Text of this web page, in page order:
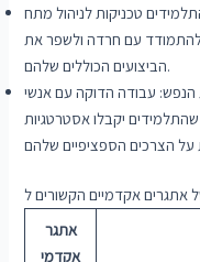
טכניקות לניהול מתח
להתמודד עם חרדה ולשפר את
הביצועים הכוללים שלהם.
הנפש: עבודה הדוקה עם אנשי
יקבלו אסטרטגיות
אתגר
אקדמי